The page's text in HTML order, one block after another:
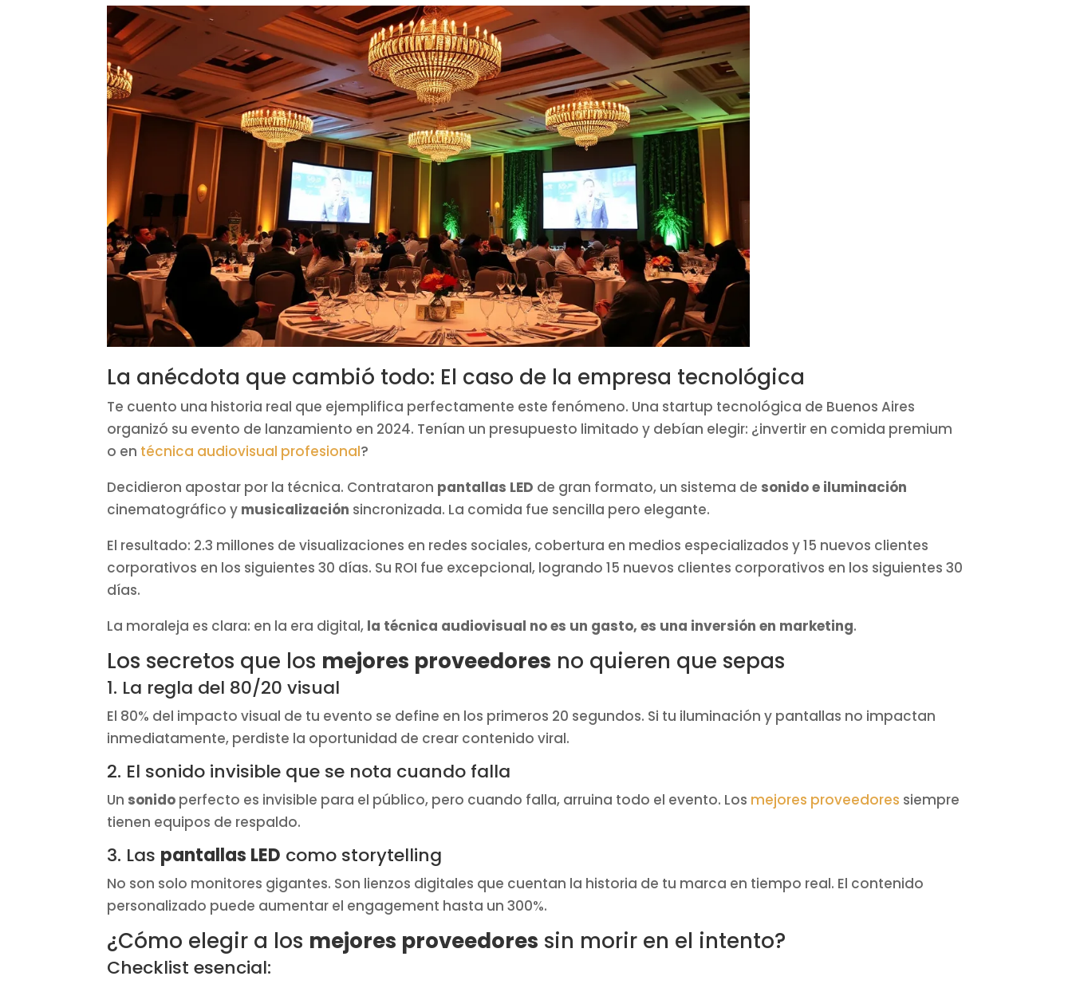
La anécdota que cambió todo: El caso de la empresa tecnológica
Te cuento una historia real que ejemplifica perfectamente este fenómeno. Una startup tecnológica de Buenos Aires
organizó su evento de lanzamiento en 2024. Tenían un presupuesto limitado y debían elegir: ¿invertir en comida premium
o en técnica audiovisual profesional?
Decidieron apostar por la técnica. Contrataron pantallas LED de gran formato, un sistema de sonido e iluminación
cinematográfico y musicalización sincronizada. La comida fue sencilla pero elegante.
El resultado: 2.3 millones de visualizaciones en redes sociales, cobertura en medios especializados y 15 nuevos clientes
corporativos en los siguientes 30 días. Su ROI fue excepcional, logrando 15 nuevos clientes corporativos en los siguientes 30
días.
La moraleja es clara: en la era digital, la técnica audiovisual no es un gasto, es una inversión en marketing.
Los secretos que los mejores proveedores no quieren que sepas
1. La regla del 80/20 visual
El 80% del impacto visual de tu evento se define en los primeros 20 segundos. Si tu iluminación y pantallas no impactan
inmediatamente, perdiste la oportunidad de crear contenido viral.
2. El sonido invisible que se nota cuando falla
Un sonido perfecto es invisible para el público, pero cuando falla, arruina todo el evento. Los mejores proveedores siempre
tienen equipos de respaldo.
3. Las pantallas LED como storytelling
No son solo monitores gigantes. Son lienzos digitales que cuentan la historia de tu marca en tiempo real. El contenido
personalizado puede aumentar el engagement hasta un 300%.
¿Cómo elegir a los mejores proveedores sin morir en el intento?
Checklist esencial: